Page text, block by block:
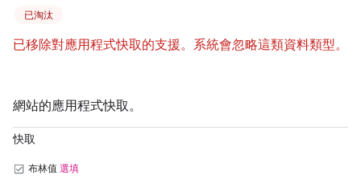
已淘汰
已移除對應用程式快取的支援。系統會忽略這類資料類型。
網站的應用程式快取。
快取
布林值 選填